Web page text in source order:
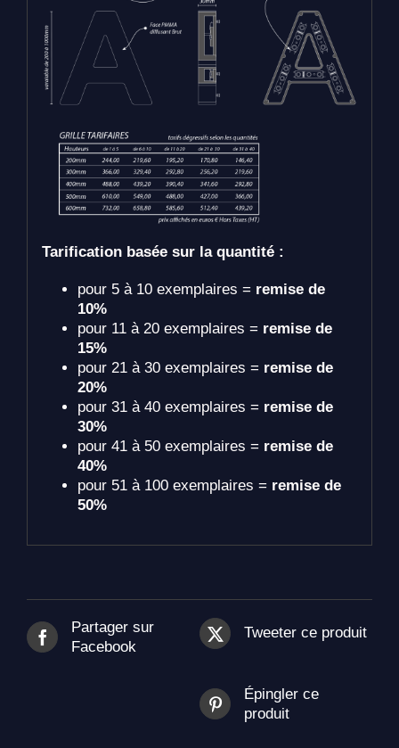
Tarification basée sur la quantité :
pour 5 à 10 exemplaires = remise de
10%
pour 11 à 20 exemplaires = remise de
15%
pour 21 à 30 exemplaires = remise de
20%
pour 31 à 40 exemplaires = remise de
30%
pour 41 à 50 exemplaires = remise de
40%
pour 51 à 100 exemplaires = remise de
50%
Partager sur
Facebook
Tweeter ce produit
Épingler ce
produit